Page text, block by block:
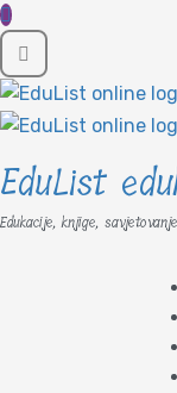
EduList
Edukacije, knjige,